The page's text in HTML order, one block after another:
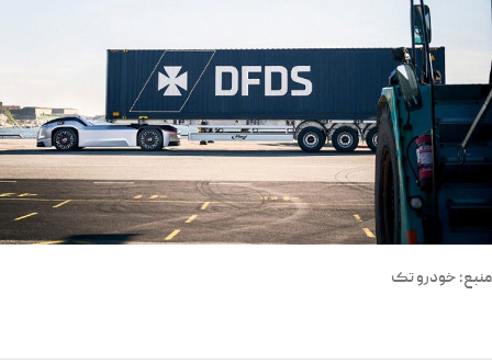
منبع: خودرو تک